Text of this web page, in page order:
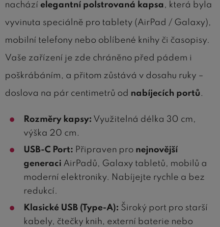
nachází elegantní polstrovaná kapsa , která byla
vyvinuta speciálně pro tablety (AirPad / Galaxy),
mobilní telefony nebo oblíbené knihy či časopisy.
Vaše zařízení je zde chráněno před pádem i
poškrábáním, a přitom zůstává v dosahu ruky –
doslova na pár centimetrů od nabíjecích portů.
Rozměry kapsy: Využitelná délka 30 cm,
výška 20 cm.
USB-C Port: Připraven pro nejnovější
generaci AirPadů, Galaxy tabletů, mobilů a
moderní elektroniky. Nabíjejte rychle a bez
redukcí.
Klasické USB (Type-A): Široký port pro starší
kabely, čtečky knih, externí baterie nebo